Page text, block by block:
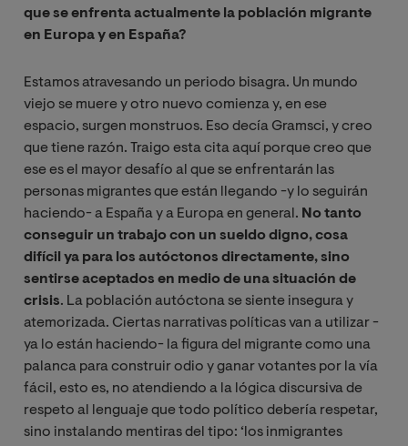
que se enfrenta actualmente la población migrante
en Europa y en España?
Estamos atravesando un periodo bisagra. Un mundo
viejo se muere y otro nuevo comienza y, en ese
espacio, surgen monstruos. Eso decía Gramsci, y creo
que tiene razón. Traigo esta cita aquí porque creo que
ese es el mayor desafío al que se enfrentarán las
personas migrantes que están llegando -y lo seguirán
haciendo- a España y a Europa en general. No tanto
conseguir un trabajo con un sueldo digno, cosa
difícil ya para los autóctonos directamente, sino
sentirse aceptados en medio de una situación de
crisis. La población autóctona se siente insegura y
atemorizada. Ciertas narrativas políticas van a utilizar -
ya lo están haciendo- la figura del migrante como una
palanca para construir odio y ganar votantes por la vía
fácil, esto es, no atendiendo a la lógica discursiva de
respeto al lenguaje que todo político debería respetar,
sino instalando mentiras del tipo: ‘los inmigrantes